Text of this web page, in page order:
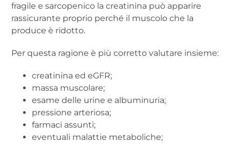
fragile e sarcopenico la creatinina può apparire
rassicurante proprio perché il muscolo che la
produce è ridotto.
Per questa ragione è più corretto valutare insieme:
creatinina ed eGFR;
massa muscolare;
esame delle urine e albuminuria;
pressione arteriosa;
farmaci assunti;
eventuali malattie metaboliche;